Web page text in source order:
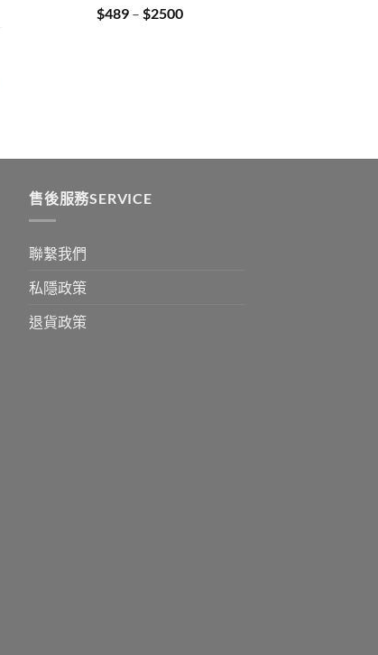
$489 – $2500Price
售後服務SERVICE
聯繫我們
私隱政策
退貨政策